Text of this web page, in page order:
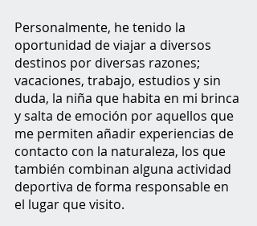
Personalmente, he tenido la
oportunidad de viajar a diversos
destinos por diversas razones;
vacaciones, trabajo, estudios y sin
duda, la niña que habita en mi brinca
y salta de emoción por aquellos que
me permiten añadir experiencias de
contacto con la naturaleza, los que
también combinan alguna actividad
deportiva de forma responsable en
el lugar que visito.